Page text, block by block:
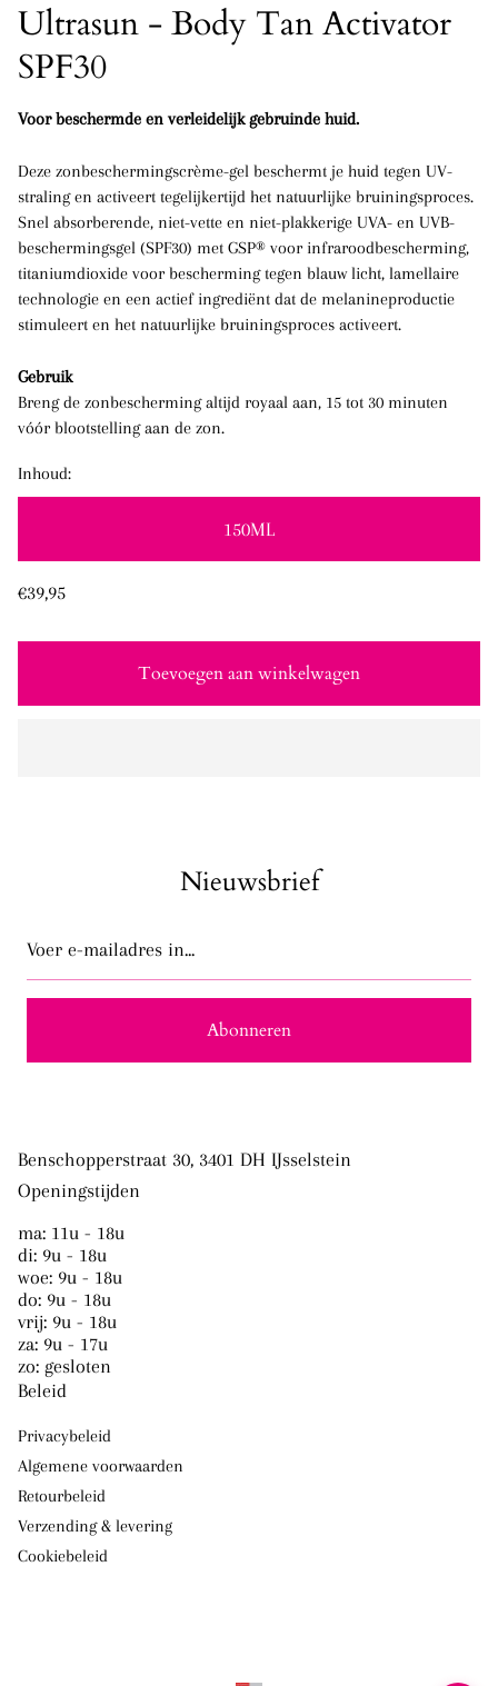
Ultrasun - Body Tan Activator
SPF30
Voor beschermde en verleidelijk gebruinde huid.
Deze zonbeschermingscrème-gel beschermt je huid tegen UV-
straling en activeert tegelijkertijd het natuurlijke bruiningsproces.
Snel absorberende, niet-vette en niet-plakkerige UVA- en UVB-
beschermingsgel (SPF30) met GSP® voor infraroodbescherming,
titaniumdioxide voor bescherming tegen blauw licht, lamellaire
technologie en een actief ingrediënt dat de melanineproductie
stimuleert en het natuurlijke bruiningsproces activeert.
Gebruik
Breng de zonbescherming altijd royaal aan, 15 tot 30 minuten
vóór blootstelling aan de zon.
Inhoud:
150ML
Normale
€39,95
Toevoegen aan winkelwagen
Nieuwsbrief
in...
Abonneren
Benschopperstraat 30, 3401 DH IJsselstein
Openingstijden
ma: 11u - 18u
di: 9u - 18u
woe: 9u - 18u
do: 9u - 18u
vrij: 9u - 18u
za: 9u - 17u
zo: gesloten
Beleid
Privacybeleid
Algemene voorwaarden
Retourbeleid
Verzending & levering
Cookiebeleid